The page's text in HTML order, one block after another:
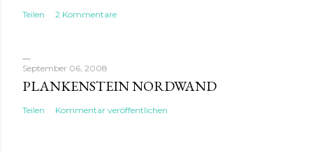
Teilen 2 Kommentare
September 06, 2008
PLANKENSTEIN NORDWAND
Teilen Kommentar veröffentlichen